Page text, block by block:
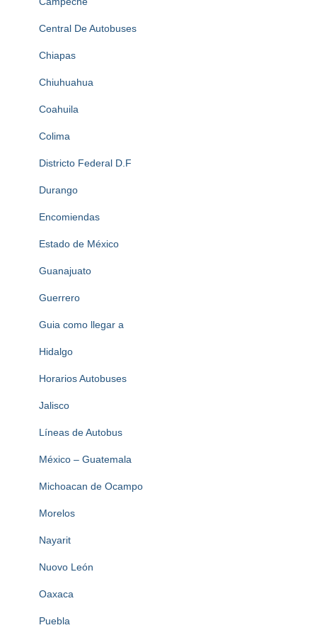
Central De Autobuses
Chiapas
Chiuhuahua
Coahuila
Colima
Districto Federal D.F
Durango
Encomiendas
Estado de México
Guanajuato
Guerrero
Guia como llegar a
Hidalgo
Horarios Autobuses
Jalisco
Líneas de Autobus
México – Guatemala
Michoacan de Ocampo
Morelos
Nayarit
Nuovo León
Oaxaca
Puebla